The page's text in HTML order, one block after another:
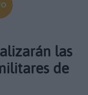
las
de